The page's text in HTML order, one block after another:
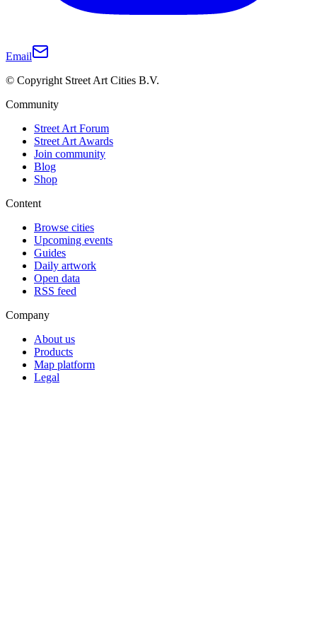
Email
© Copyright Street Art Cities B.V.
Community
Street Art Forum
Street Art Awards
Join community
Blog
Shop
Content
Browse cities
Upcoming events
Guides
Daily artwork
Open data
RSS feed
Company
About us
Products
Map platform
Legal